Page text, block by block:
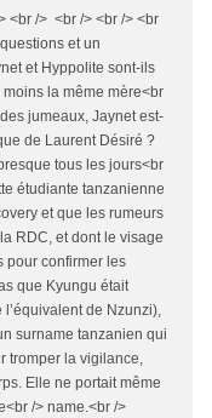
<br /> <br /> <br /> <br
et un
et Hyppolite sont-ils
la même mère<br
jumeaux, Jaynet est-
de Laurent Désiré ?
tous les jours<br
étudiante tanzanienne
et que les rumeurs
RDC, et dont le visage
pour confirmer les
que Kyungu était
de Nzunzi),
surname tanzanien qui
tromper la vigilance,
Elle ne portait même
/> name.<br />